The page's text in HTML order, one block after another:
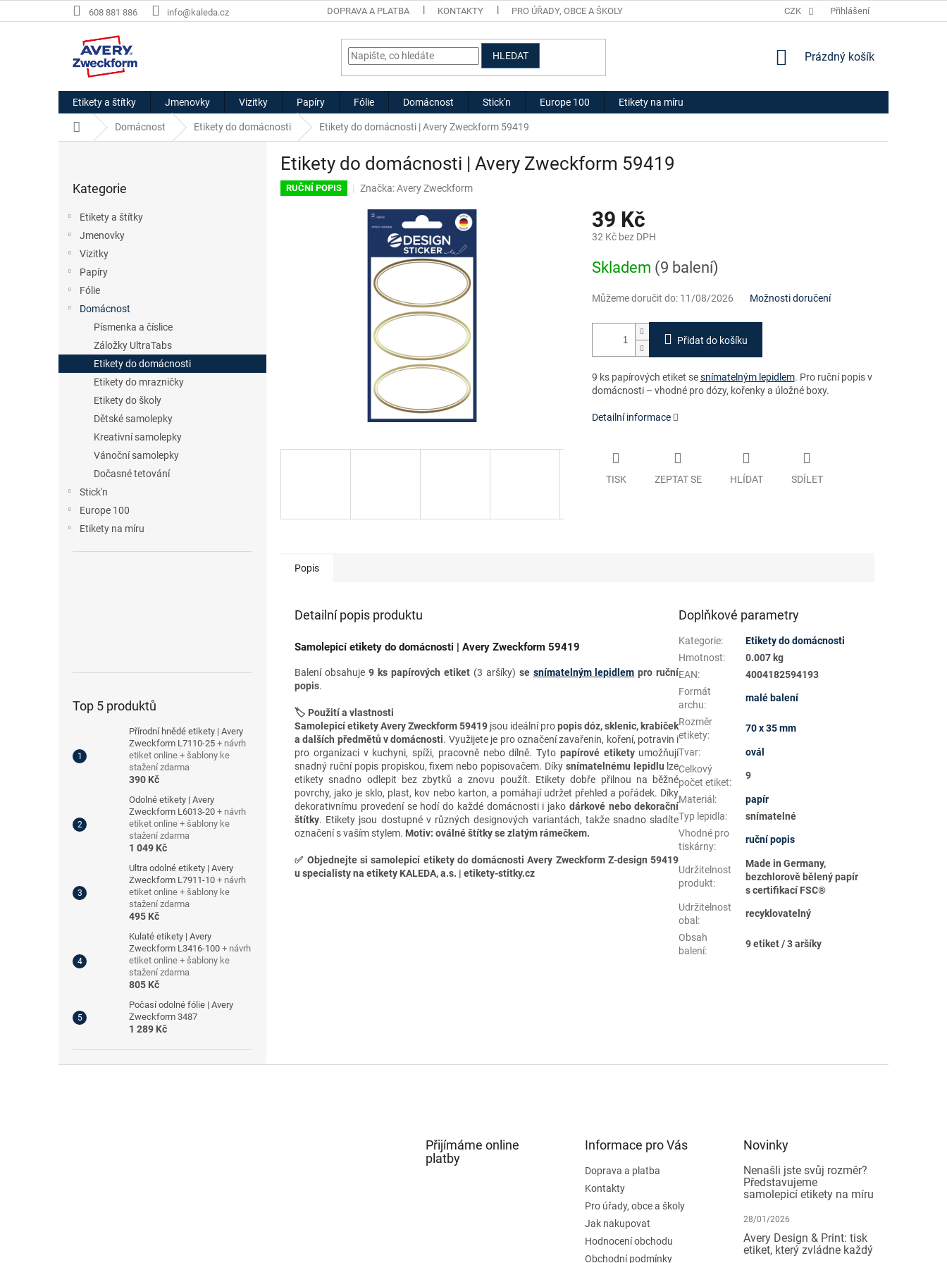
na
608 881 886 info@kaleda.cz DOPRAVA A PLATBA KONTAKTY PRO ÚŘADY, OBCE A ŠKOLY HODNOCENÍ OBCHODU
CZK Přihlášení
HLEDAT
NÁKUPNÍ
Prázdný košík
Etikety a štítky Jmenovky Vizitky Papíry Fólie Domácnost Stick'n Europe 100 Etikety na míru
Domů Domácnost Etikety do domácnosti Etikety do domácnosti | Avery Zweckform 59419
l
kategorie
Kategorie
Etikety a štítky
Jmenovky
Vizitky
Papíry
Fólie
Domácnost
Písmenka a číslice
Záložky UltraTabs
Etikety do domácnosti
Etikety do mrazničky
Etikety do školy
Dětské samolepky
Kreativní samolepky
Vánoční samolepky
Dočasné tetování
Stick'n
Europe 100
Etikety na míru
Top 5 produktů
Přírodní hnědé etikety | Avery
Zweckform L7110-25 + návrh
etiket online + šablony ke
stažení zdarma
390 Kč
Odolné etikety | Avery
Zweckform L6013-20 + návrh
etiket online + šablony ke
stažení zdarma
1 049 Kč
Ultra odolné etikety | Avery
Zweckform L7911-10 + návrh
etiket online + šablony ke
stažení zdarma
495 Kč
Kulaté etikety | Avery
Zweckform L3416-100 + návrh
etiket online + šablony ke
stažení zdarma
805 Kč
Počasí odolné fólie | Avery
Zweckform 3487
1 289 Kč
Etikety do domácnosti | Avery Zweckform 59419
RUČNÍ POPIS Značka:Avery Zweckform
39 Kč
32 Kč bez DPH
cena:
Skladem (9 balení)
Můžeme doručit do: 11/08/2026 Možnosti doručení
Přidat do košíku
9 ks papírových etiket sesnímatelným lepidlem. Pro ruční popis v
domácnosti – vhodné pro dózy, kořenky a úložné boxy.
Detailní informace
TISK ZEPTAT SE HLÍDAT SDÍLET
Popis
Detailní popis produktu
Samolepicí etikety do domácnosti | Avery Zweckform 59419
Balení obsahuje 9ks papírových etiket(3 aršíky) se snímatelným lepidlem pro ruční
popis.
🏷️ Použití a vlastnosti
Samolepicí etikety Avery Zweckform 59419 jsou ideální propopis dóz, sklenic, krabiček
a dalších předmětů v domácnosti. Využijete je pro označení zavařenin, koření, potravin i
pro organizaci v kuchyni, spíži, pracovně nebo dílně. Tyto papírové etiketyumožňují
snadný ruční popis propiskou, fixem nebo popisovačem. Díky snímatelnému lepidlu lze
etikety snadno odlepit bez zbytků a znovu použít. Etikety dobře přilnou na běžné
povrchy, jako je sklo, plast, kov nebo karton, a pomáhají udržet přehled a pořádek. Díky
dekorativnímu provedení se hodí do každé domácnosti i jako dárkové nebo dekorační
štítky. Etikety jsou dostupné v různých designových variantách, takže snadno sladíte
označení s vaším stylem. Motiv: oválné štítky se zlatým rámečkem.
✅ Objednejte si samolepicí etikety do domácnosti Avery Zweckform Z-design 59419
u specialisty na etikety KALEDA, a.s. | etikety-stitky.cz
Doplňkové parametry
Kategorie:
Etikety do domácnosti
Hmotnost:
0.007 kg
EAN:
4004182594193
Formát
archu:
malé balení
Rozměr
etikety:
70 x 35 mm
Tvar:
ovál
Celkový
počet etiket:
9
Materiál:
papír
Typ lepidla:
snímatelné
Vhodné pro
tiskárny:
ruční popis
Udržitelnost
produkt:
Made in Germany,
bezchlorově bělený papír
s certifikací FSC®
Udržitelnost
obal:
recyklovatelný
Obsah
balení:
9 etiket / 3 aršíky
Přijímáme online
platby
Informace pro Vás
Doprava a platba
Kontakty
Pro úřady, obce a školy
Jak nakupovat
Hodnocení obchodu
Obchodní podmínky
Novinky
Nenašli jste svůj rozměr?
Představujeme
samolepicí etikety na míru
28/01/2026
Avery Design & Print: tisk
etiket, který zvládne každý